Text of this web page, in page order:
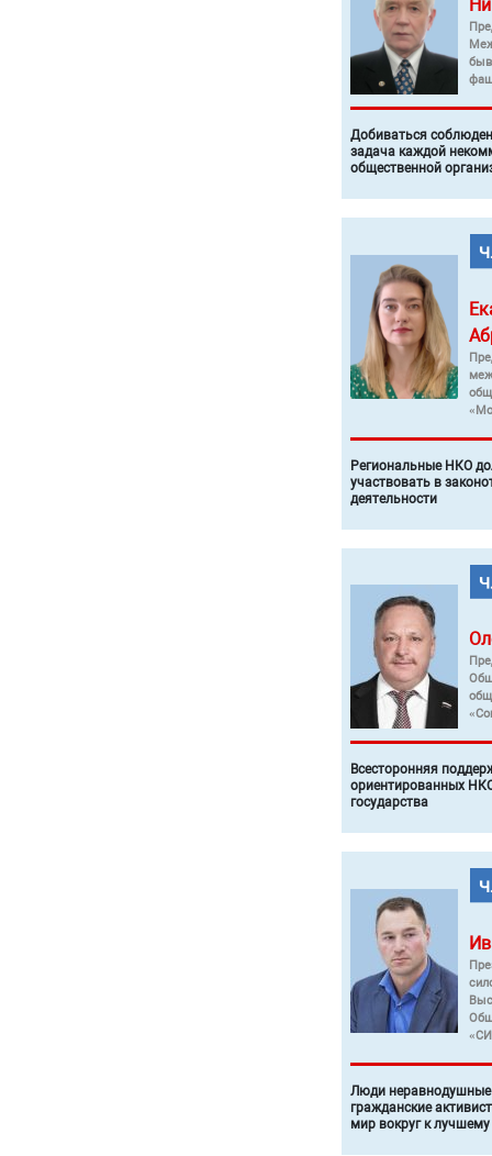
Добиваться
задача каждой
общественной
Региональные НКО
участвовать в
деятельности
Всесторонняя
ориентированных
государства
Люди неравнодушные
гражданские
мир вокруг к лучшему